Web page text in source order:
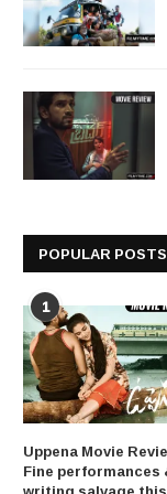
POPULAR POSTS
1
Uppena Movie
Fine performances